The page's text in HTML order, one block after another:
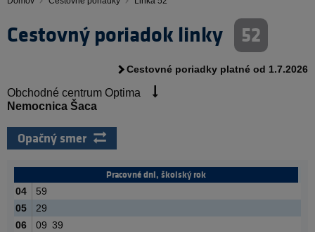
Cestovný poriadok linky 52
Cestovné poriadky platné od 1.7.2026
Obchodné centrum Optima
Nemocnica Šaca
Opačný smer
Pracovné dni, školský rok
04
59
05
29
06
09 39